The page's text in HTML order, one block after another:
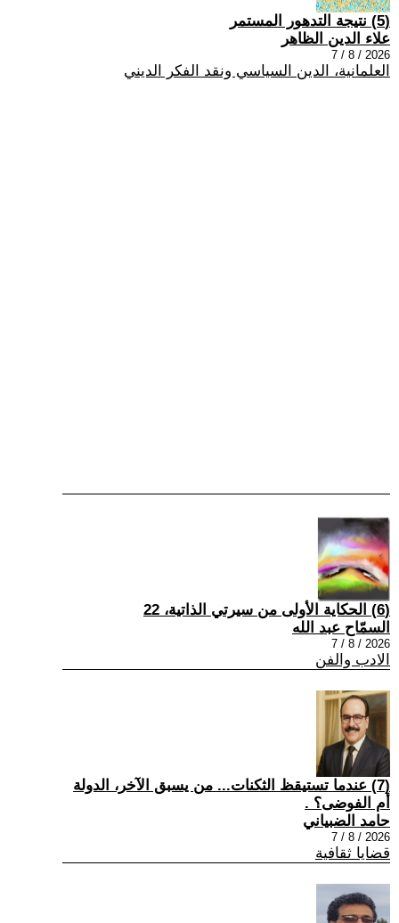
(5) نتيجة التدهور المستمر
علاء الدين الظاهر
2026 / 8 / 7
العلمانية، الدين السياسي ونقد الفكر الديني
(6) الحكاية الأولى من سيرتي الذاتية، 22
السمّاح عبد الله
2026 / 8 / 7
الادب والفن
(7) عندما تستيقظ الثكنات... من يسبق الآخر، الدولة
أم الفوضى؟ .
حامد الضبياني
2026 / 8 / 7
قضايا ثقافية